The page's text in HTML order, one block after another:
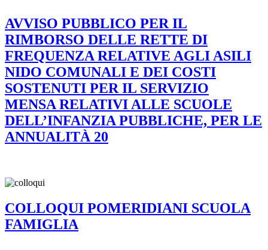
AVVISO PUBBLICO PER IL
RIMBORSO DELLE RETTE DI
FREQUENZA RELATIVE AGLI ASILI
NIDO COMUNALI E DEI COSTI
SOSTENUTI PER IL SERVIZIO
MENSA RELATIVI ALLE SCUOLE
DELL’INFANZIA PUBBLICHE, PER LE
ANNUALITÀ 20
COLLOQUI POMERIDIANI SCUOLA
FAMIGLIA